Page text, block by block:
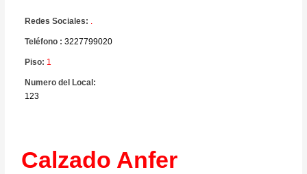
Redes Sociales: .
Teléfono : 3227799020
Piso: 1
Numero del Local:
123
Calzado Anfer